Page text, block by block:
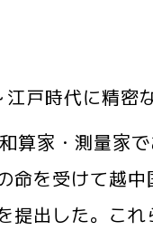
時代に精密な
算家・測量家
命を受けて越
提出した。こ